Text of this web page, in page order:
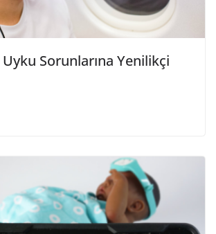
Sorunlarına Yenilikçi